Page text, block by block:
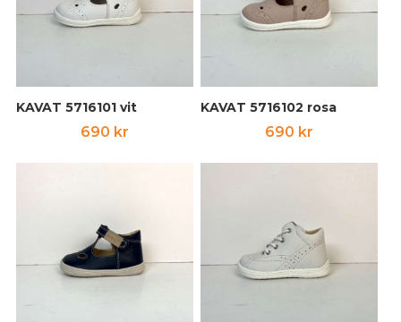
KAVAT 5716101 vit
690 kr
KAVAT 5716102 rosa
690 kr